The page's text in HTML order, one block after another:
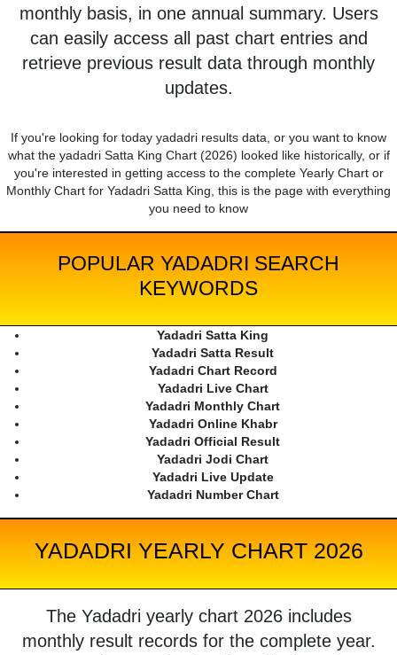
monthly basis, in one annual summary. Users
can easily access all past chart entries and
retrieve previous result data through monthly
updates.
If you're looking for today yadadri results data, or you want to know
what the yadadri Satta King Chart (2026) looked like historically, or if
you're interested in getting access to the complete Yearly Chart or
Monthly Chart for Yadadri Satta King, this is the page with everything
you need to know
POPULAR YADADRI SEARCH
KEYWORDS
Yadadri Satta King
Yadadri Satta Result
Yadadri Chart Record
Yadadri Live Chart
Yadadri Monthly Chart
Yadadri Online Khabr
Yadadri Official Result
Yadadri Jodi Chart
Yadadri Live Update
Yadadri Number Chart
YADADRI YEARLY CHART 2026
The Yadadri yearly chart 2026 includes
monthly result records for the complete year.